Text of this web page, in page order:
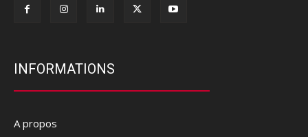
INFORMATIONS
A propos